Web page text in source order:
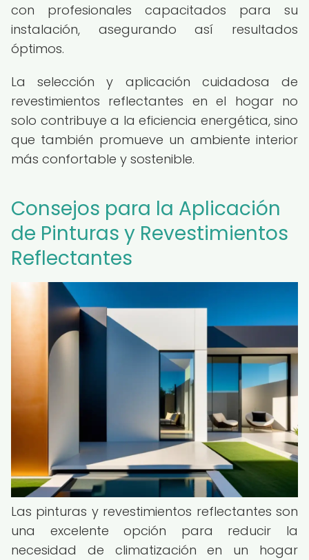
con profesionales capacitados para su
instalación, asegurando así resultados
óptimos.
La selección y aplicación cuidadosa de
revestimientos reflectantes en el hogar no
solo contribuye a la eficiencia energética, sino
que también promueve un ambiente interior
más confortable y sostenible.
Consejos para la Aplicación
de Pinturas y Revestimientos
Reflectantes
Las pinturas y revestimientos reflectantes son
una excelente opción para reducir la
necesidad de climatización en un hogar